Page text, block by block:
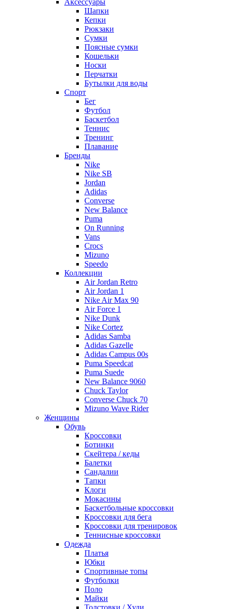
Шапки
Кепки
Рюкзаки
Сумки
Поясные сумки
Кошельки
Носки
Перчатки
Бутылки для воды
Спорт
Бег
Футбол
Баскетбол
Теннис
Тренинг
Плавание
Бренды
Nike
Nike SB
Jordan
Adidas
Converse
New Balance
Puma
On Running
Vans
Crocs
Mizuno
Speedo
Коллекции
Air Jordan Retro
Air Jordan 1
Nike Air Max 90
Air Force 1
Nike Dunk
Nike Cortez
Adidas Samba
Adidas Gazelle
Adidas Campus 00s
Puma Speedcat
Puma Suede
New Balance 9060
Chuck Taylor
Converse Chuck 70
Mizuno Wave Rider
Женщины
Обувь
Кроссовки
Ботинки
Скейтера / кеды
Балетки
Сандалии
Тапки
Клоги
Мокасины
Баскетбольные кроссовки
Кроссовки для бега
Кроссовки для тренировок
Теннисные кроссовки
Одежда
Платья
Юбки
Спортивные топы
Футболки
Поло
Майки
Толстовки / Худи